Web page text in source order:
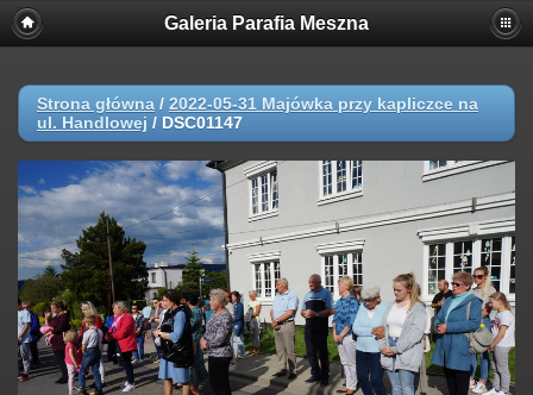
Galeria Parafia Meszna
Strona główna / 2022-05-31 Majówka przy kapliczce na
ul. Handlowej / DSC01147